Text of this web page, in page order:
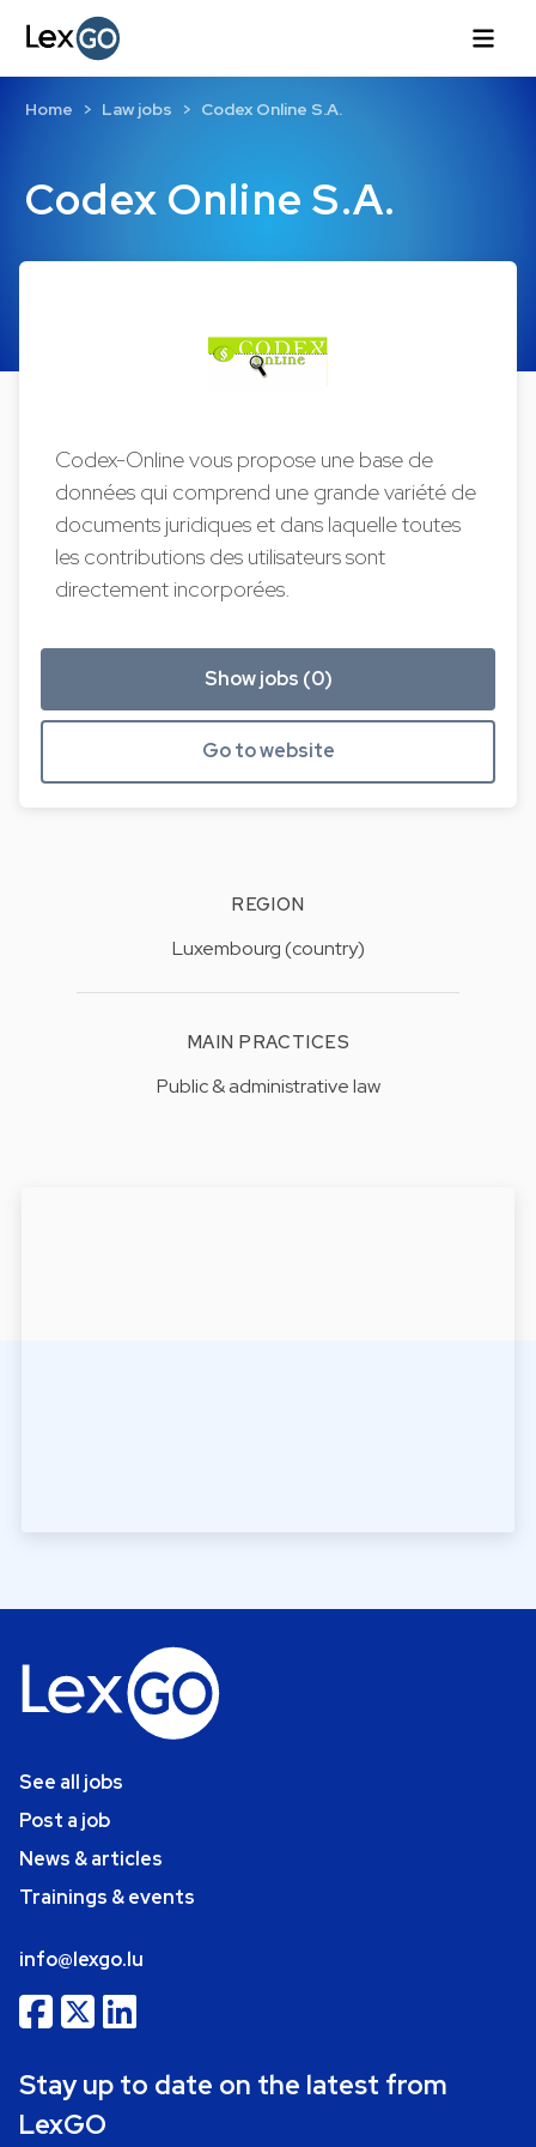
Codex Online S.A.
Home Law jobs Codex Online S.A.
Codex-Online vous propose une base de
données qui comprend une grande variété de
documents juridiques et dans laquelle toutes
les contributions des utilisateurs sont
directement incorporées.
Show jobs (0)
Go to website
REGION
Luxembourg (country)
MAIN PRACTICES
Public & administrative law
See all jobs
Post a job
News & articles
Trainings & events
info@lexgo.lu
Stay up to date on the latest from
LexGO